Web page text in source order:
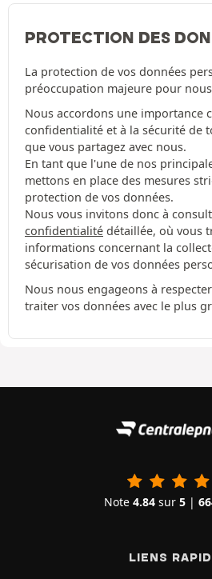
PROTECTION DES
La protection de vos données
préoccupation majeure pour
Nous accordons une importance
confidentialité et à la sécurité de
que vous partagez avec nous.
En tant que l'une de nos
mettons en place des mesures
protection de vos données.
Nous vous invitons donc à
confidentialité détaillée, où vous
informations concernant la
sécurisation de vos données
Nous nous engageons à
traiter vos données avec le plus
Note 4.84 sur 5 |
LIENS